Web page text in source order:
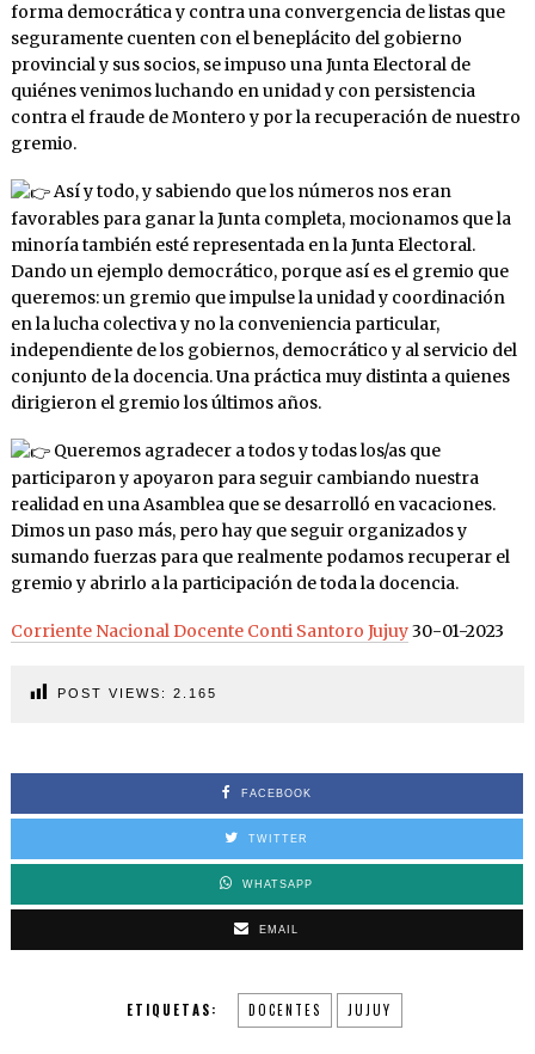
forma democrática y contra una convergencia de listas que
seguramente cuenten con el beneplácito del gobierno
provincial y sus socios, se impuso una Junta Electoral de
quiénes venimos luchando en unidad y con persistencia
contra el fraude de Montero y por la recuperación de nuestro
gremio.
Así y todo, y sabiendo que los números nos eran
favorables para ganar la Junta completa, mocionamos que la
minoría también esté representada en la Junta Electoral.
Dando un ejemplo democrático, porque así es el gremio que
queremos: un gremio que impulse la unidad y coordinación
en la lucha colectiva y no la conveniencia particular,
independiente de los gobiernos, democrático y al servicio del
conjunto de la docencia. Una práctica muy distinta a quienes
dirigieron el gremio los últimos años.
Queremos agradecer a todos y todas los/as que
participaron y apoyaron para seguir cambiando nuestra
realidad en una Asamblea que se desarrolló en vacaciones.
Dimos un paso más, pero hay que seguir organizados y
sumando fuerzas para que realmente podamos recuperar el
gremio y abrirlo a la participación de toda la docencia.
Corriente Nacional Docente Conti Santoro Jujuy30-01-2023
POST VIEWS: 2.165
FACEBOOK
TWITTER
WHATSAPP
EMAIL
ETIQUETAS: DOCENTES JUJUY